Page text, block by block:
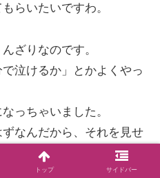
らいたいですわ。
ざりなのです。
泣けるか」とかよくやっ
っちゃいました。
なんだから、それを見せ
いです)トップ サイドバー